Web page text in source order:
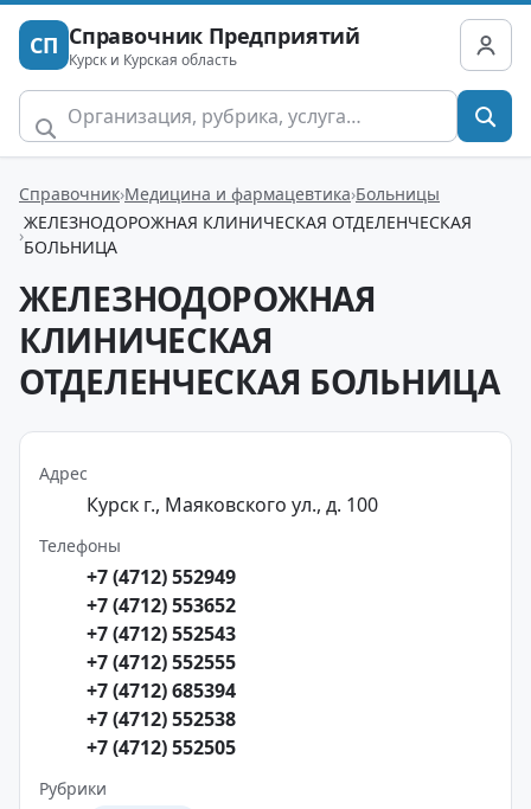
СП Справочник Предприятий
Курск и Курская область
Справочник Медицина и фармацевтика Больницы
ЖЕЛЕЗНОДОРОЖНАЯ КЛИНИЧЕСКАЯ ОТДЕЛЕНЧЕСКАЯ
БОЛЬНИЦА
ЖЕЛЕЗНОДОРОЖНАЯ
КЛИНИЧЕСКАЯ
ОТДЕЛЕНЧЕСКАЯ БОЛЬНИЦА
Адрес
Курск г., Маяковского ул., д. 100
Телефоны
+7 (4712) 552949
+7 (4712) 553652
+7 (4712) 552543
+7 (4712) 552555
+7 (4712) 685394
+7 (4712) 552538
+7 (4712) 552505
Рубрики